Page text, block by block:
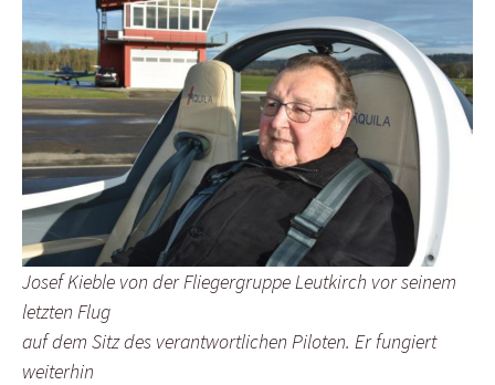
Josef Kieble von der Fliegergruppe Leutkirch vor seinem
letzten Flug
auf dem Sitz des verantwortlichen Piloten. Er fungiert
weiterhin